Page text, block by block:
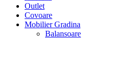
Outlet
Covoare
Mobilier Gradina
Balansoare